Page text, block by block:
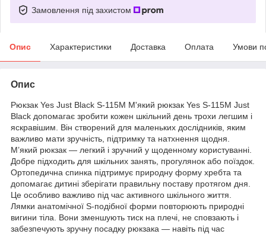
Замовлення під захистом
Опис Характеристики Доставка Оплата Умови
Опис
Рюкзак Yes Just Black S-115M М'який рюкзак Yes S-115М Just
Black допомагає зробити кожен шкільний день трохи легшим і
яскравішим. Він створений для маленьких дослідників, яким
важливо мати зручність, підтримку та натхнення щодня.
М’який рюкзак — легкий і зручний у щоденному користуванні.
Добре підходить для шкільних занять, прогулянок або поїздок.
Ортопедична спинка підтримує природну форму хребта та
допомагає дитині зберігати правильну поставу протягом дня.
Це особливо важливо під час активного шкільного життя.
Лямки анатомічної S-подібної форми повторюють природні
вигини тіла. Вони зменшують тиск на плечі, не сповзають і
забезпечують зручну посадку рюкзака — навіть під час